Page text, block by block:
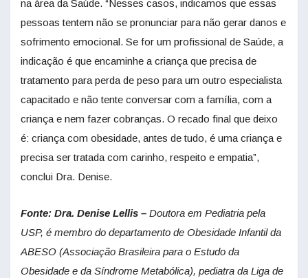
na área da Saúde. “Nesses casos, indicamos que essas
pessoas tentem não se pronunciar para não gerar danos e
sofrimento emocional. Se for um profissional de Saúde, a
indicação é que encaminhe a criança que precisa de
tratamento para perda de peso para um outro especialista
capacitado e não tente conversar com a família, com a
criança e nem fazer cobranças. O recado final que deixo
é: criança com obesidade, antes de tudo, é uma criança e
precisa ser tratada com carinho, respeito e empatia”,
conclui Dra. Denise.
Fonte: Dra. Denise Lellis – Doutora em Pediatria pela
USP, é membro do departamento de Obesidade Infantil da
ABESO (Associação Brasileira para o Estudo da
Obesidade e da Síndrome Metabólica), pediatra da Liga de